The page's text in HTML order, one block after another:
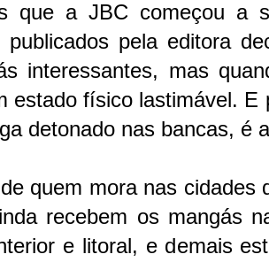
que a JBC começou a
publicados pela editora
interessantes, mas
estado físico lastimável.
detonado nas bancas, é
quem mora nas cidades
recebem os mangás
e litoral, e demais